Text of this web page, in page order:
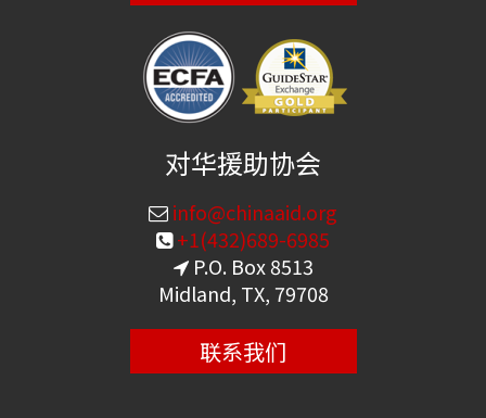
对华援助协会
info@chinaaid.org
+1(432)689-6985
P.O. Box 8513
Midland, TX, 79708
联系我们